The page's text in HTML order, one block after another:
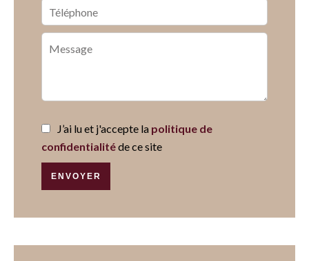
J’ai lu et j'accepte la politique de
confidentialitéde ce site
ENVOYER